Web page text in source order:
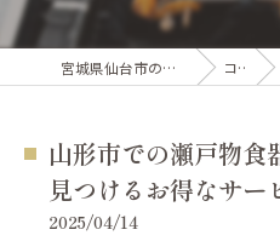
宮城県仙台市の出張買取なら鑑定堂 コラム
山形市での瀬戸物食
見つけるお得なサー
2025/04/14